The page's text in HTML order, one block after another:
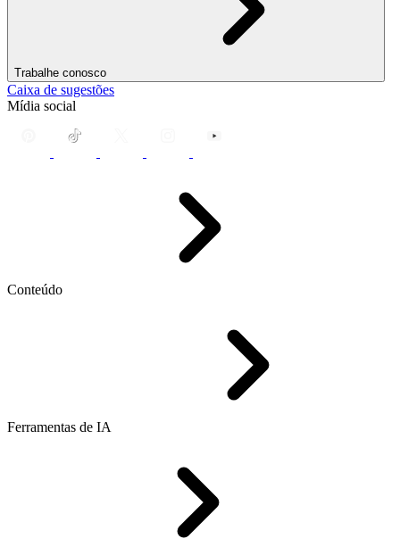
Trabalhe conosco
Caixa de sugestões
Mídia social
Conteúdo
Ferramentas de IA